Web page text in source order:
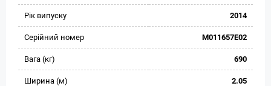
Рік випуску 2014
Серійний номер M011657E02
Вага (кг) 690
Ширина (м) 2.05